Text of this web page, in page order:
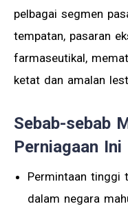
pelbagai segmen
tempatan, pasaran
farmaseutikal,
ketat dan amalan
Sebab-sebab
Perniagaan Ini
Permintaan tinggi
dalam negara